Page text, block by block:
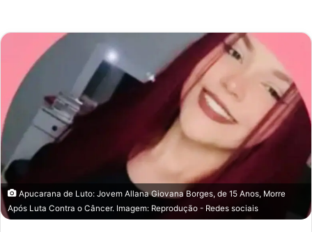
Apucarana de Luto: Jovem Allana Giovana Borges, de 15 Anos, Morre
Após Luta Contra o Câncer. Imagem: Reprodução - Redes sociais